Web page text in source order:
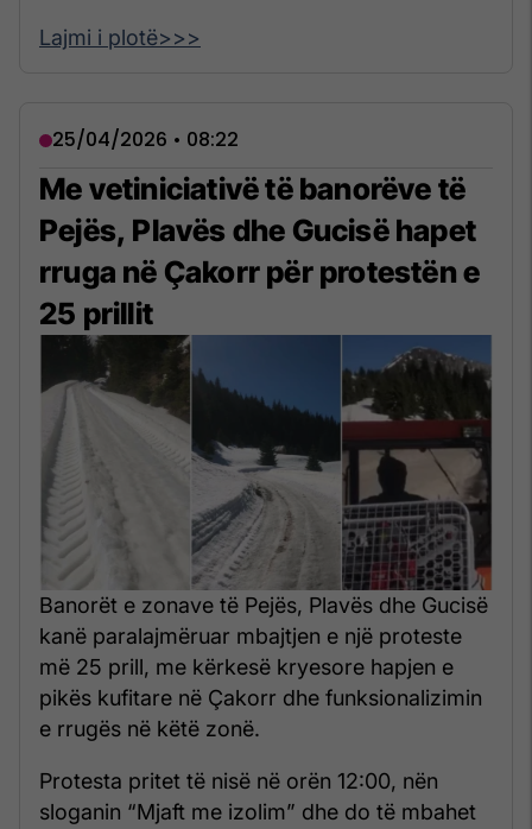
Lajmi i plotë>>>
25/04/2026 • 08:22
Me vetiniciativë të banorëve të
Pejës, Plavës dhe Gucisë hapet
rruga në Çakorr për protestën e
25 prillit
Banorët e zonave të Pejës, Plavës dhe Gucisë
kanë paralajmëruar mbajtjen e një proteste
më 25 prill, me kërkesë kryesore hapjen e
pikës kufitare në Çakorr dhe funksionalizimin
e rrugës në këtë zonë.
Protesta pritet të nisë në orën 12:00, nën
sloganin “Mjaft me izolim” dhe do të mbahet